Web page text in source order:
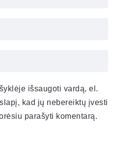
išsaugoti vardą, el.
kad jų nebereiktų įvesti
parašyti komentarą.